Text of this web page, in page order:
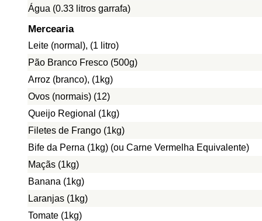
Água (0.33 litros garrafa)
Mercearia
Leite (normal), (1 litro)
Pão Branco Fresco (500g)
Arroz (branco), (1kg)
Ovos (normais) (12)
Queijo Regional (1kg)
Filetes de Frango (1kg)
Bife da Perna (1kg) (ou Carne Vermelha Equivalente)
Maçãs (1kg)
Banana (1kg)
Laranjas (1kg)
Tomate (1kg)